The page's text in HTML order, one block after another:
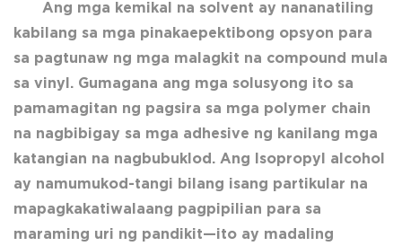
Ang mga kemikal na solvent ay nananatiling
kabilang sa mga pinakaepektibong opsyon para
sa pagtunaw ng mga malagkit na compound mula
sa vinyl. Gumagana ang mga solusyong ito sa
pamamagitan ng pagsira sa mga polymer chain
na nagbibigay sa mga adhesive ng kanilang mga
katangian na nagbubuklod. Ang Isopropyl alcohol
ay namumukod-tangi bilang isang partikular na
mapagkakatiwalaang pagpipilian para sa
maraming uri ng pandikit—ito ay madaling